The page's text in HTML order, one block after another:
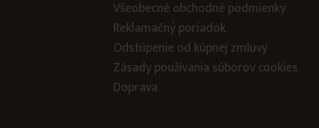
Všeobecné obchodné podmienky
Reklamačný poriadok
Odstúpenie od kúpnej zmluvy
Zásady používania súborov cookies
Doprava